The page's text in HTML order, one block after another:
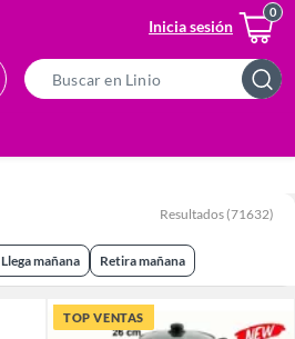
Inicia sesión
Bar
Resultados (71632)
Llega mañana Retira mañana
TOP VENTAS